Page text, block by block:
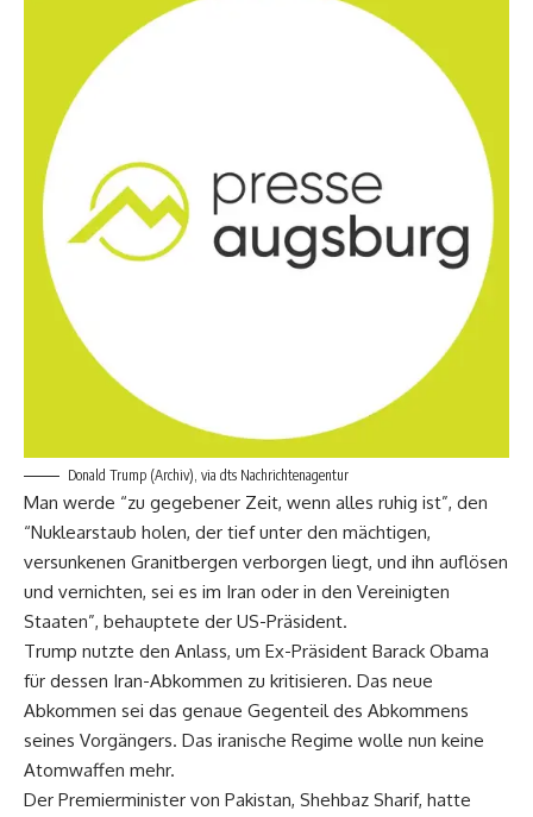
Donald Trump (Archiv), via dts Nachrichtenagentur
Man werde “zu gegebener Zeit, wenn alles ruhig ist”, den
“Nuklearstaub holen, der tief unter den mächtigen,
versunkenen Granitbergen verborgen liegt, und ihn auflösen
und vernichten, sei es im Iran oder in den Vereinigten
Staaten”, behauptete der US-Präsident.
Trump nutzte den Anlass, um Ex-Präsident Barack Obama
für dessen Iran-Abkommen zu kritisieren. Das neue
Abkommen sei das genaue Gegenteil des Abkommens
seines Vorgängers. Das iranische Regime wolle nun keine
Atomwaffen mehr.
Der Premierminister von Pakistan, Shehbaz Sharif, hatte